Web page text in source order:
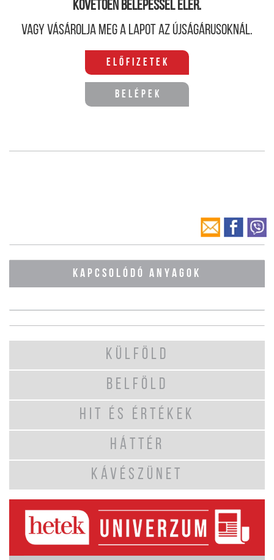
követően belépéssel elér.
Vagy vásárolja meg a lapot az újságárusoknál.
Előfizetek
Belépek
KAPCSOLÓDÓ ANYAGOK
KÜLFÖLD
BELFÖLD
HIT ÉS ÉRTÉKEK
HÁTTÉR
KÁVÉSZÜNET